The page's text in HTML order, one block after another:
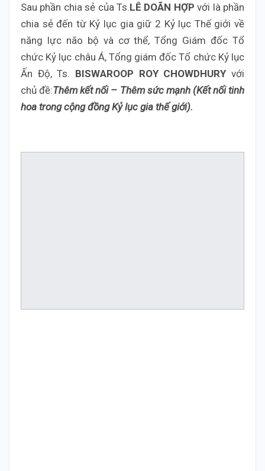
Sau phần chia sẻ của Ts.LÊ DOÃN HỢPvới là phần
chia sẻ đến từ Kỷ lục gia giữ 2 Kỷ lục Thế giới về
năng lực não bộ và cơ thể, Tổng Giám đốc Tổ
chức Kỷ lục châu Á, Tổng giám đốc Tổ chức Kỷ lục
Ấn Độ, Ts. BISWAROOP ROY CHOWDHURY với
chủ đề:Thêm kết nối – Thêm sức mạnh (Kết nối tinh
hoa trong cộng đồng Kỷ lục gia thế giới).